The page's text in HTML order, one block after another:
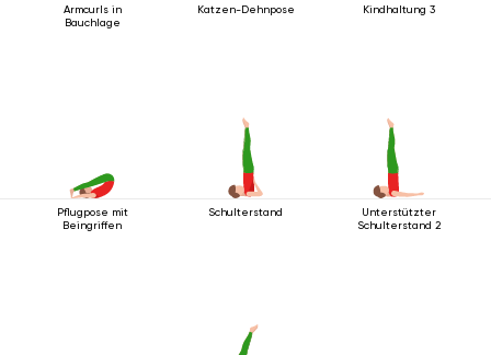
Armcurls in
Bauchlage
Katzen-Dehnpose Kindhaltung 3
Pflugpose mit
Beingriffen
Schulterstand
Unterstützter
Schulterstand 2